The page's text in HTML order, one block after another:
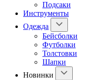
Подсаки
Инструменты
Одежда
Бейсболки
Футболки
Толстовки
Шапки
Новинки